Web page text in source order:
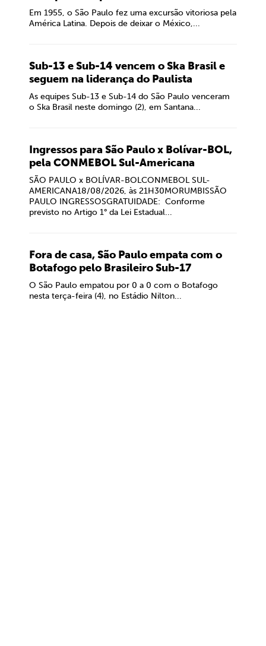
Em 1955, o São Paulo fez uma excursão vitoriosa pela
América Latina. Depois de deixar o México,...
Sub-13 e Sub-14 vencem o Ska Brasil e
seguem na liderança do Paulista
As equipes Sub-13 e Sub-14 do São Paulo venceram
o Ska Brasil neste domingo (2), em Santana...
Ingressos para São Paulo x Bolívar-BOL,
pela CONMEBOL Sul-Americana
SÃO PAULO x BOLÍVAR-BOLCONMEBOL SUL-
AMERICANA18/08/2026, às 21H30MORUMBISSÃO
PAULO INGRESSOSGRATUIDADE: Conforme
previsto no Artigo 1° da Lei Estadual...
Fora de casa, São Paulo empata com o
Botafogo pelo Brasileiro Sub-17
O São Paulo empatou por 0 a 0 com o Botafogo
nesta terça-feira (4), no Estádio Nilton...